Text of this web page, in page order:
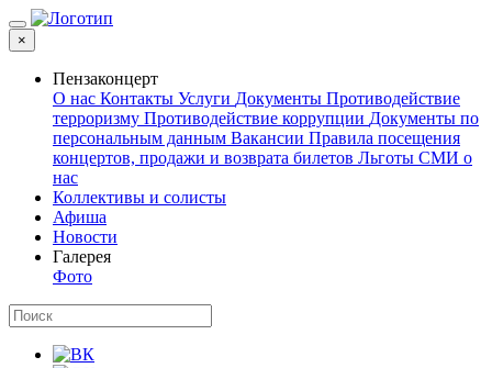
×
Пензаконцерт
О нас Контакты Услуги Документы Противодействие
терроризму Противодействие коррупции Документы по
персональным данным Вакансии Правила посещения
концертов, продажи и возврата билетов Льготы СМИ о
нас
Коллективы и солисты
Афиша
Новости
Галерея
Фото